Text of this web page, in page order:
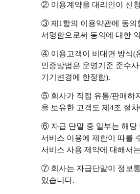
② 이용계약을 대리인이 신
③ 제1항의 이용약관에 동의
서명함으로써 동의에 대한
④ 이용고객이 비대면 방식(
인증방법은 운영기준 준수
기기변경에 한정함).
⑤ 회사가 직접 유통/판매하
을 보유한 고객도 제4조 절
⑥ 자급 단말 중 일부는 해당
서비스 이용에 제한이 따를
서비스 사용 제약에 대해서
⑦ 회사는 자급단말이 정보
있습니다.